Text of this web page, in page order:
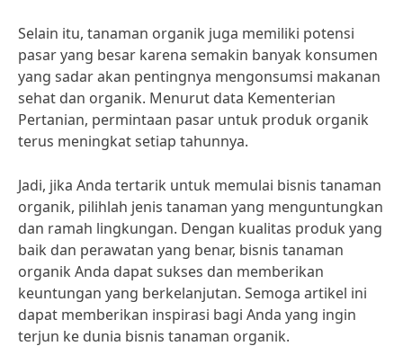
Selain itu, tanaman organik juga memiliki potensi
pasar yang besar karena semakin banyak konsumen
yang sadar akan pentingnya mengonsumsi makanan
sehat dan organik. Menurut data Kementerian
Pertanian, permintaan pasar untuk produk organik
terus meningkat setiap tahunnya.
Jadi, jika Anda tertarik untuk memulai bisnis tanaman
organik, pilihlah jenis tanaman yang menguntungkan
dan ramah lingkungan. Dengan kualitas produk yang
baik dan perawatan yang benar, bisnis tanaman
organik Anda dapat sukses dan memberikan
keuntungan yang berkelanjutan. Semoga artikel ini
dapat memberikan inspirasi bagi Anda yang ingin
terjun ke dunia bisnis tanaman organik.